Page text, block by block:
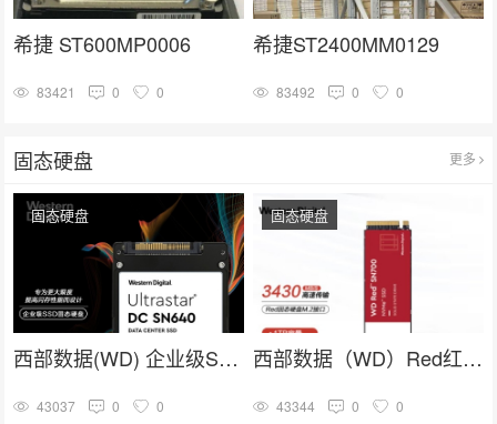
希捷 ST600MP0006
83421 0 0
希捷ST2400MM0129
83492 0 0
固态硬盘 更多
西部数据(WD) 企业级SSD固态硬盘U.2接口（NVMe）SN640系列
固态硬盘
43037 0 0
西部数据（WD）Red红盘 nas网络存储专用固态硬盘 企业级服务器
固态硬盘
43344 0 0